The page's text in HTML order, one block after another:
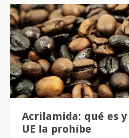
Acrilamida: qué es
UE la prohíbe